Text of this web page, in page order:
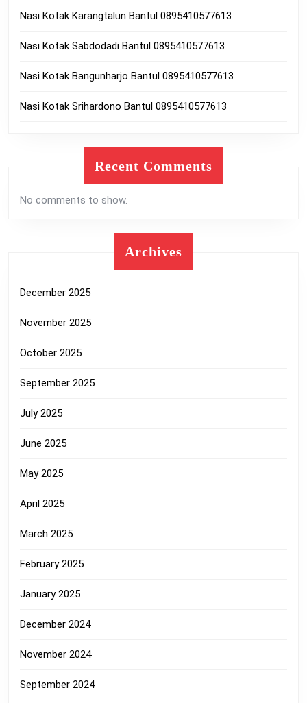
Nasi Kotak Karangtalun Bantul 0895410577613
Nasi Kotak Sabdodadi Bantul 0895410577613
Nasi Kotak Bangunharjo Bantul 0895410577613
Nasi Kotak Srihardono Bantul 0895410577613
Recent Comments
No comments to show.
Archives
December 2025
November 2025
October 2025
September 2025
July 2025
June 2025
May 2025
April 2025
March 2025
February 2025
January 2025
December 2024
November 2024
September 2024